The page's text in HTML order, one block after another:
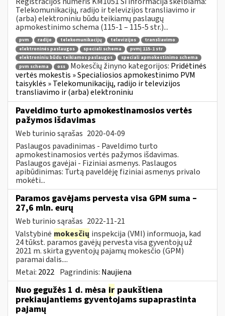
Telekomunikacijų, radijo ir televizijos transliavimo ir
(arba) elektroniniu būdu teikiamų paslaugų
apmokestinimo schema (115-1 – 115-5 str.)...
pvm radijo telekomunikacijų televizijos
transliavimo
elektroninės paslaugos
speciali schema
pvmį 115-1 str
elektroniniu būdu teikiamos paslaugos
speciali apmokestinimo schema
pvm schema
oss Mokesčių žinyno kategorijos: Pridėtinės
vertės mokestis » Specialiosios apmokestinimo PVM
taisyklės » Telekomunikacijų, radijo ir televizijos
transliavimo ir (arba) elektroniniu
Paveldimo turto apmokestinamosios vertės
pažymos išdavimas
Web turinio sąrašas 2020-04-09
Paslaugos pavadinimas - Paveldimo turto
apmokestinamosios vertės pažymos išdavimas.
Paslaugos gavėjai - Fiziniai asmenys. Paslaugos
apibūdinimas: Turtą paveldėję fiziniai asmenys privalo
mokėti...
Paramos gavėjams pervesta visa GPM suma –
27,6 mln. eurų
Web turinio sąrašas 2022-11-21
Valstybinė mokesčių inspekcija (VMI) informuoja, kad
24 tūkst. paramos gavėjų pervesta visa gyventojų už
2021 m. skirta gyventojų pajamų mokesčio (GPM)
paramai dalis....
Metai: 2022 Pagrindinis: Naujiena
Nuo gegužės 1 d. mėsa ir paukštiena
prekiaujantiems gyventojams supaprastinta
pajamų